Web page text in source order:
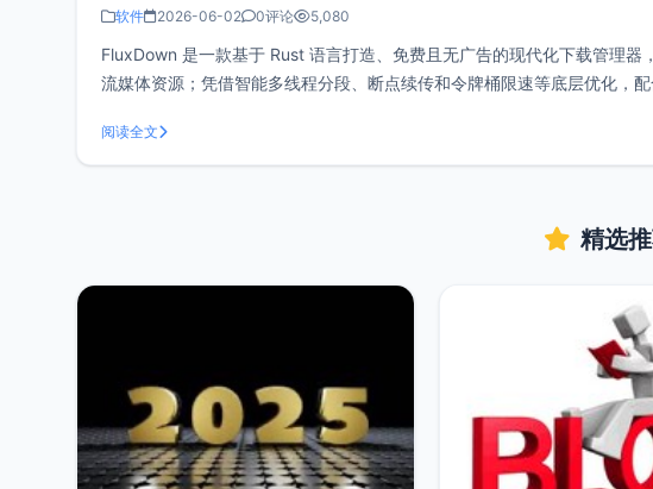
软件 2026-06-02 0评论 5,080
FluxDown 是一款基于 Rust 语言打造、免费且无广告的现代化下载管理
流媒体资源；凭借智能多线程分段、断点续传和令牌桶限速等底层优化，
阅读全文
精选